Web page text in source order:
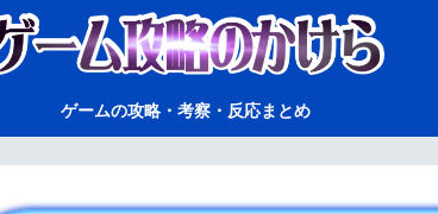
ゲームの攻略・考察・反応まとめ